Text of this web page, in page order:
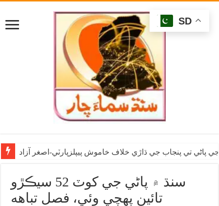
پاڻي تي پنجاب جي ڌاڙي خلاف خاموش پيپلزپارٽي-اصغر آزاد
سنڌ ۾ پاڻي جي کوٽ 52 سيڪڙو
تائين پهچي وئي، فصل تباهه
SD